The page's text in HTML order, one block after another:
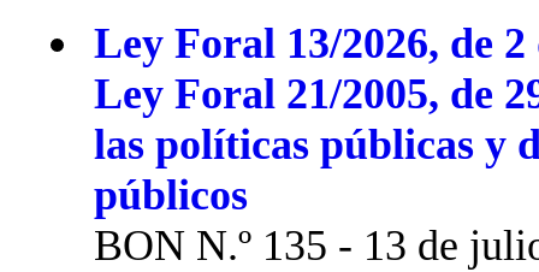
Ley Foral 13/2026, de
Ley Foral 21/2005, de
las políticas públicas y
públicos
BON N.º 135 - 13 de